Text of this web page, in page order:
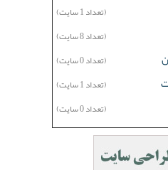
(تعداد 1 سایت)
(تعداد 8 سایت)
(تعداد 0 سایت)
(تعداد 1 سایت)
(تعداد 0 سایت)